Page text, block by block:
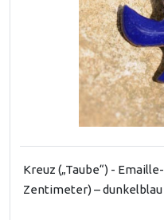
Kreuz („Taube“) -
Zentimeter) – dunkelblau